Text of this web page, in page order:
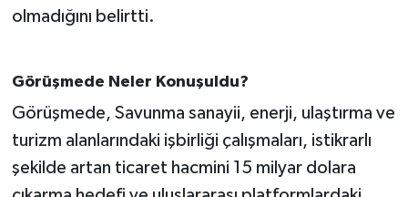
olmadığını belirtti.
Görüşmede Neler Konuşuldu?
Görüşmede, Savunma sanayii, enerji, ulaştırma ve
turizm alanlarındaki işbirliği çalışmaları, istikrarlı
şekilde artan ticaret hacmini 15 milyar dolara